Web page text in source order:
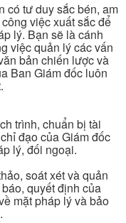
có tư duy sắc bén, am
việc xuất sắc để
lý. Bạn sẽ là cánh
việc quản lý các vấn
bản chiến lược và
Ban Giám đốc luôn
trình, chuẩn bị tài
đạo của Giám đốc
lý, đối ngoại.
soát xét và quản
quyết định của
mặt pháp lý và bảo